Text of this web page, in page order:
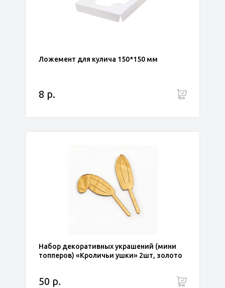
Ложемент для кулича 150*150 мм
8 р.
Набор декоративных украшений (мини
топперов) «Кроличьи ушки» 2шт, золото
50 р.